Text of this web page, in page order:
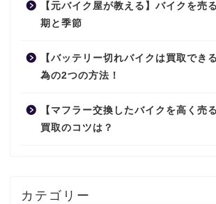
【元バイク屋が教える】バイクを売
期と季節
【バッテリー切れバイクは買取でき
為の2つの方法！
【マフラー交換したバイクを高く売
買取のコツは？
カテゴリー